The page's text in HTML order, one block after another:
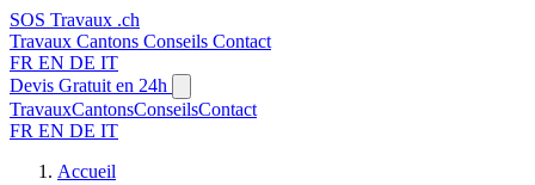
SOS Travaux .ch
Travaux Cantons Conseils Contact
FR EN DE IT
Devis Gratuit en 24h
TravauxCantonsConseilsContact
FR EN DE IT
Accueil